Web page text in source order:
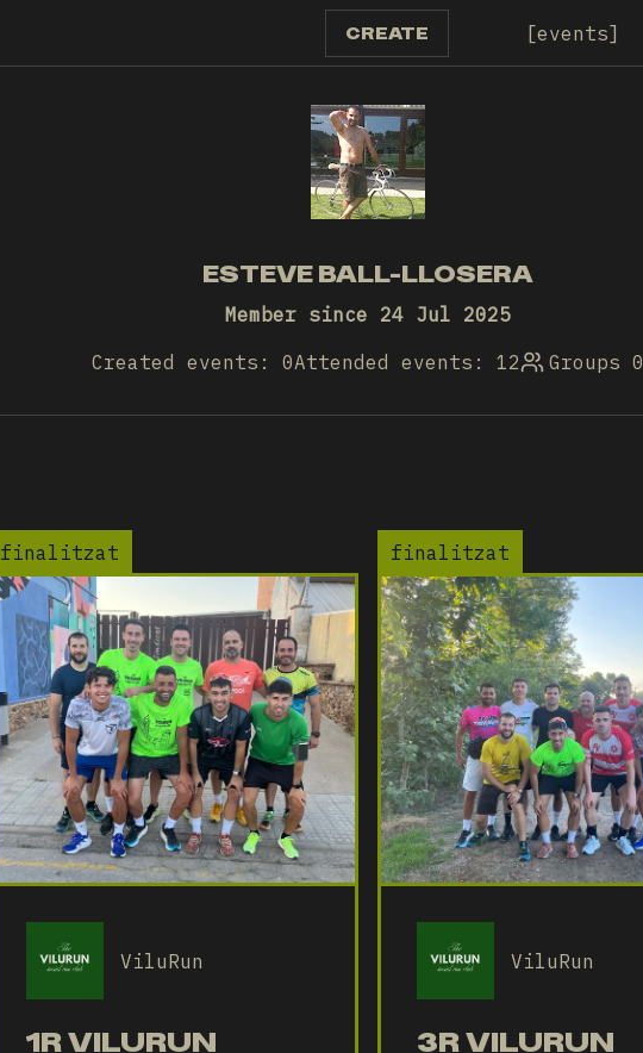
CREATE events
ESTEVE BALL-LLOSERA
Member since 24 Jul 2025
Created events: 0Attended events: 12 Groups 0
finalitzat
ViluRun
1R VILURUN
finalitzat
ViluRun
3R VILURUN